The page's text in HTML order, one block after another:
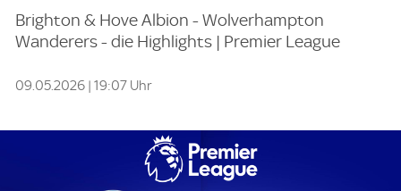
Brighton & Hove Albion - Wolverhampton
Wanderers - die Highlights | Premier League
09.05.2026 | 19:07 Uhr